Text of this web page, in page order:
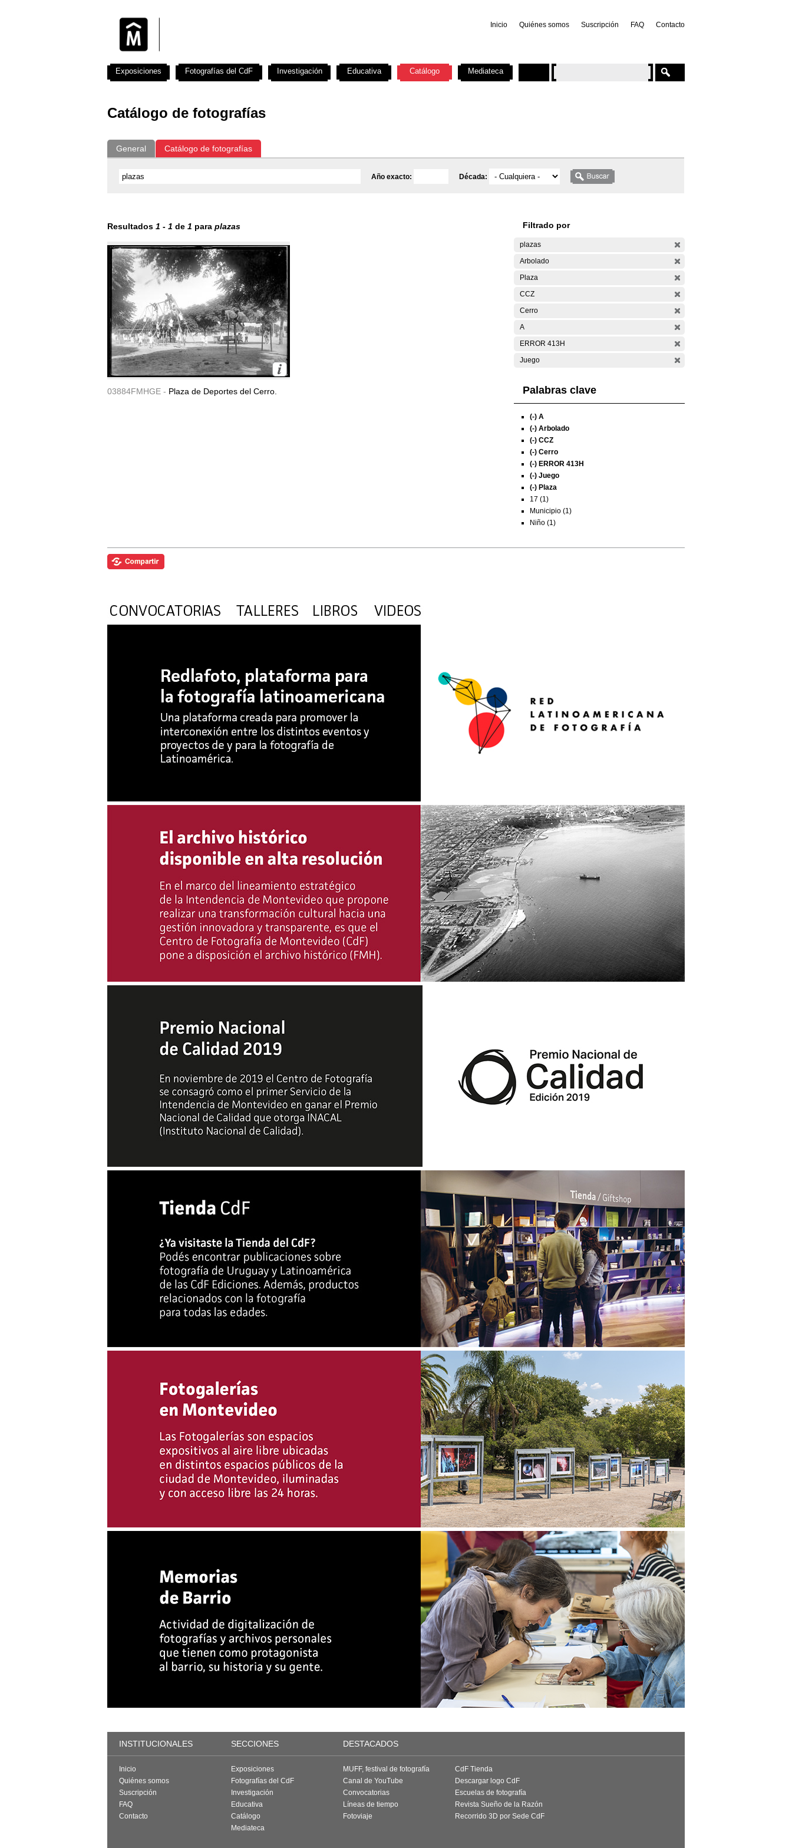
Inicio Quiénes somos Suscripción FAQ Contacto
Catálogo de fotografías
General Catálogo de fotografías
Año exacto: Década:
Resultados 1 - 1 de 1 para plazas
03884FMHGE - Plaza de Deportes del Cerro.
Filtrado por
plazas
Arbolado
Plaza
CCZ
Cerro
A
ERROR 413H
Juego
Palabras clave
(-) A
(-) Arbolado
(-) CCZ
(-) Cerro
(-) ERROR 413H
(-) Juego
(-) Plaza
17 (1)
Municipio (1)
Niño (1)
Exposiciones Fotografías del CdF Investigación Educativa Catálogo Mediateca
INSTITUCIONALES SECCIONES DESTACADOS
Inicio
Quiénes somos
Suscripción
FAQ
Contacto
Exposiciones
Fotografías del CdF
Investigación
Educativa
Catálogo
Mediateca
MUFF, festival de fotografía
Canal de YouTube
Convocatorias
Líneas de tiempo
Fotoviaje
CdF Tienda
Descargar logo CdF
Escuelas de fotografía
Revista Sueño de la Razón
Recorrido 3D por Sede CdF